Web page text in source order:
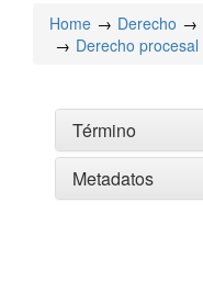
Home Derecho
Derecho procesal
Término
Metadatos